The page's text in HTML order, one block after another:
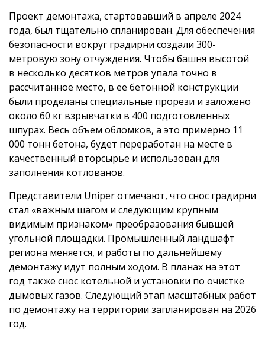
Проект демонтажа, стартовавший в апреле 2024
года, был тщательно спланирован. Для обеспечения
безопасности вокруг градирни создали 300-
метровую зону отчуждения. Чтобы башня высотой
в несколько десятков метров упала точно в
рассчитанное место, в ее бетонной конструкции
были проделаны специальные прорези и заложено
около 60 кг взрывчатки в 400 подготовленных
шпурах. Весь объем обломков, а это примерно 11
000 тонн бетона, будет переработан на месте в
качественный вторсырье и использован для
заполнения котлованов.
Представители Uniper отмечают, что снос градирни
стал «важным шагом и следующим крупным
видимым признаком» преобразования бывшей
угольной площадки. Промышленный ландшафт
региона меняется, и работы по дальнейшему
демонтажу идут полным ходом. В планах на этот
год также снос котельной и установки по очистке
дымовых газов. Следующий этап масштабных работ
по демонтажу на территории запланирован на 2026
год.